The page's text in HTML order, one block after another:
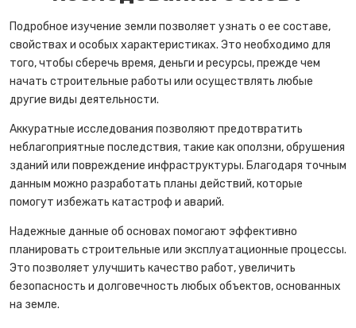
Подробное изучение земли позволяет узнать о ее составе,
свойствах и особых характеристиках. Это необходимо для
того, чтобы сберечь время, деньги и ресурсы, прежде чем
начать строительные работы или осуществлять любые
другие виды деятельности.
Аккуратные исследования позволяют предотвратить
неблагоприятные последствия, такие как оползни, обрушения
зданий или повреждение инфраструктуры. Благодаря точным
данным можно разработать планы действий, которые
помогут избежать катастроф и аварий.
Надежные данные об основах помогают эффективно
планировать строительные или эксплуатационные процессы.
Это позволяет улучшить качество работ, увеличить
безопасность и долговечность любых объектов, основанных
на земле.